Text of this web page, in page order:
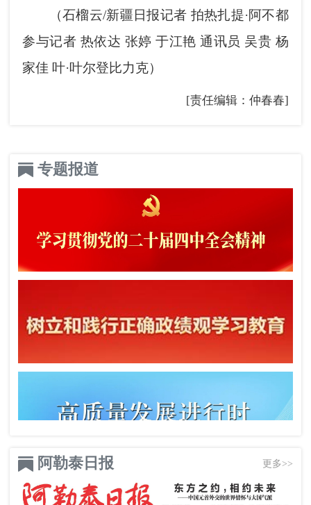
（石榴云/新疆日报记者 拍热扎提·阿不都
参与记者 热依达 张婷 于江艳 通讯员 吴贵 杨
家佳 叶·叶尔登比力克）
[责任编辑：仲春春]
专题报道
阿勒泰日报 更多>>